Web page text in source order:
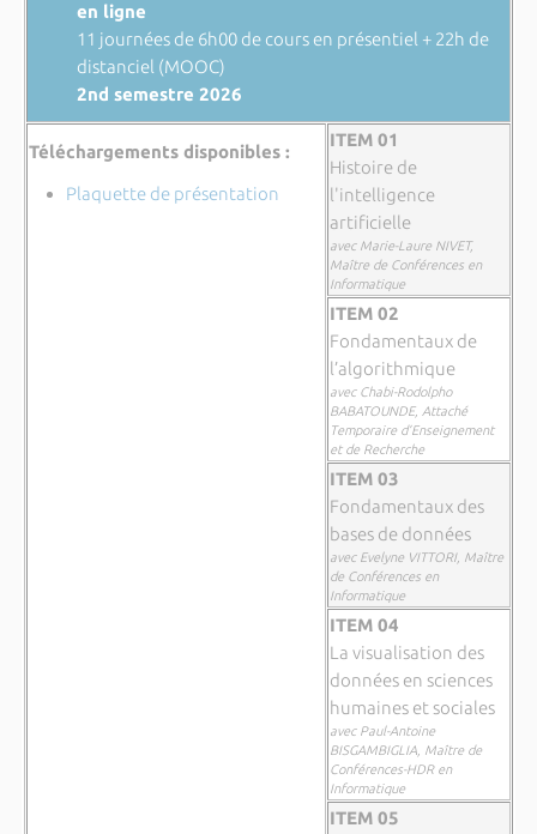
en ligne
11 journées de 6h00 de cours en présentiel + 22h de
distanciel (MOOC)
2nd semestre 2026
Téléchargements disponibles :
Plaquette de présentation
ITEM 01
Histoire de
l'intelligence
artificielle
avec Marie-Laure NIVET,
Maître de Conférences en
Informatique
ITEM 02
Fondamentaux de
l’algorithmique
avec Chabi-Rodolpho
BABATOUNDE, Attaché
Temporaire d’Enseignement
et de Recherche
ITEM 03
Fondamentaux des
bases de données
avec Evelyne VITTORI, Maître
de Conférences en
Informatique
ITEM 04
La visualisation des
données en sciences
humaines et sociales
avec Paul-Antoine
BISGAMBIGLIA, Maître de
Conférences-HDR en
Informatique
ITEM 05